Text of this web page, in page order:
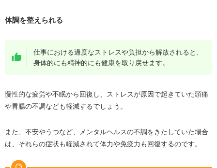
体調を整えられる
仕事における過度なストレスや負担から解放されると、
身体的にも精神的にも健康を取り戻せます。
慢性的な疲労や不眠から回復し、ストレスが原因で起きていた頭痛
や胃腸の不調なども軽減するでしょう。
また、不安やうつなど、メンタルヘルスの不調をきたしていた場合
は、それらの症状も軽減されて体力や免疫力も回復するのです。